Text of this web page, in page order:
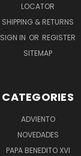
LOCATOR
SHIPPING & RETURNS
SIGN IN OR REGISTER
SITEMAP
CATEGORIES
ADVIENTO
NOVEDADES
PAPA BENEDITO XVI